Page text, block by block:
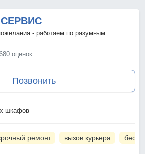
- работаем по разумным
680 оценок
Позвонить
шкафов
ремонт вызов курьера